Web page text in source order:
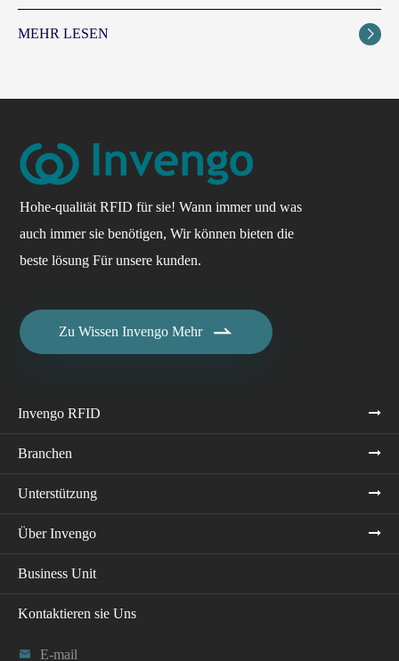
MEHR LESEN 
Hohe-qualität RFID für sie! Wann immer und was
auch immer sie benötigen, Wir können bieten die
beste lösung Für unsere kunden.
Zu Wissen Invengo Mehr 
Invengo RFID
Branchen
Unterstützung
Über Invengo
Business Unit
Kontaktieren sie Uns
 E-mail